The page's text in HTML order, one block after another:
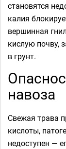
становятся
калия
вершинная
кислую почву,
в грунт.
навоза
Свежая трава
кислоты,
недоступен —